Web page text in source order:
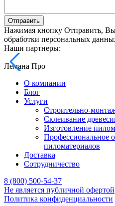
Отправить
Нажимая кнопку Отправить, Вы
обработки персональных
Наши партнеры:
Лемана Про
О компании
Блог
Услуги
Строительно-
Склеивание
Изготовление
Профессиональное
пиломатериалов
Доставка
Сотрудничество
8 (800) 500-54-37
Не является публичной офертой
Политика конфиденциальности